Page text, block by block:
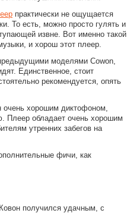
практически не ощущается
То есть, можно просто гулять и
извне. Вот именно такой
и хорош этот плеер.
моделями Cowon,
Единственное, стоит
рекомендуется, опять
очень хорошим диктофоном,
Плеер обладает очень хорошим
утренних забегов на
фичи, как
получился удачным, с